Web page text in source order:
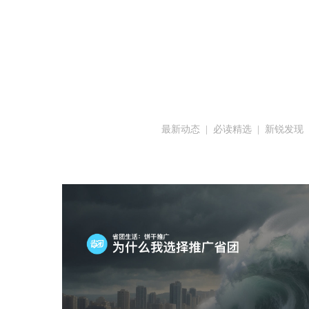
最新动态
  |
必读精选
  |
新锐发现